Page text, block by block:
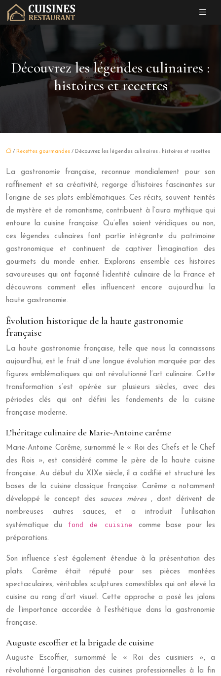
Découvrez les légendes culinaires :
histoires et recettes
/ Recettes gourmandes / Découvrez les légendes culinaires : histoires et recettes
La gastronomie française, reconnue mondialement pour son
raffinement et sa créativité, regorge d’histoires fascinantes sur
l’origine de ses plats emblématiques. Ces récits, souvent teintés
de mystère et de romantisme, contribuent à l’aura mythique qui
entoure la cuisine française. Qu’elles soient véridiques ou non,
ces légendes culinaires font partie intégrante du patrimoine
gastronomique et continuent de captiver l’imagination des
gourmets du monde entier. Explorons ensemble ces histoires
savoureuses qui ont façonné l’identité culinaire de la France et
découvrons comment elles influencent encore aujourd’hui la
haute gastronomie.
Évolution historique de la haute gastronomie
française
La haute gastronomie française, telle que nous la connaissons
aujourd’hui, est le fruit d’une longue évolution marquée par des
figures emblématiques qui ont révolutionné l’art culinaire. Cette
transformation s’est opérée sur plusieurs siècles, avec des
périodes clés qui ont défini les fondements de la cuisine
française moderne.
L’héritage culinaire de Marie-Antoine carême
Marie-Antoine Carême, surnommé le « Roi des Chefs et le Chef
des Rois », est considéré comme le père de la haute cuisine
française. Au début du XIXe siècle, il a codifié et structuré les
bases de la cuisine classique française. Carême a notamment
développé le concept des sauces mères , dont dérivent de
nombreuses autres sauces, et a introduit l’utilisation
systématique du fond de cuisine comme base pour les
préparations.
Son influence s’est également étendue à la présentation des
plats. Carême était réputé pour ses pièces montées
spectaculaires, véritables sculptures comestibles qui ont élevé la
cuisine au rang d’art visuel. Cette approche a posé les jalons
de l’importance accordée à l’esthétique dans la gastronomie
française.
Auguste escoffier et la brigade de cuisine
Auguste Escoffier, surnommé le « Roi des cuisiniers », a
révolutionné l’organisation des cuisines professionnelles à la fin